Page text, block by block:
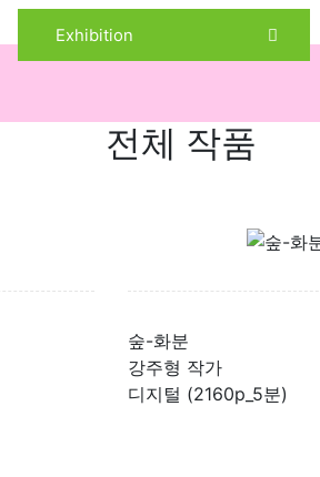
Exhibition
전체 작품
숲-화분
강주형 작가
디지털 (2160p_5분)